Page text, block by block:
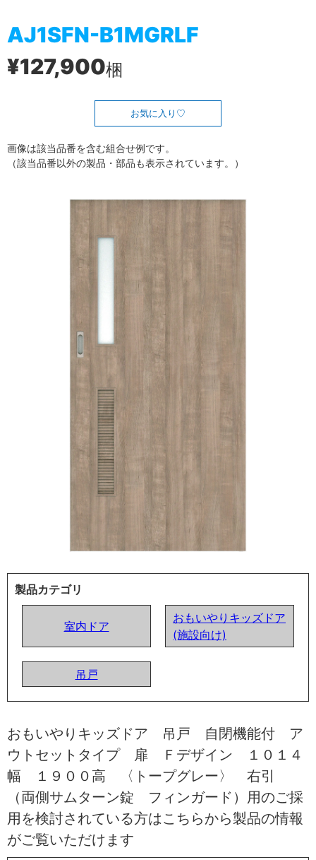
AJ1SFN-B1MGRLF
¥127,900梱
お気に入り
画像は該当品番を含む組合せ例です。
（該当品番以外の製品・部品も表示されています。）
製品カテゴリ
室内ドア
おもいやりキッズドア
(施設向け)
吊戸
おもいやりキッズドア 吊戸 自閉機能付 ア
ウトセットタイプ 扉 Ｆデザイン １０１４
幅 １９００高 〈トープグレー〉 右引
（両側サムターン錠 フィンガード）用のご採
用を検討されている方はこちらから製品の情報
がご覧いただけます